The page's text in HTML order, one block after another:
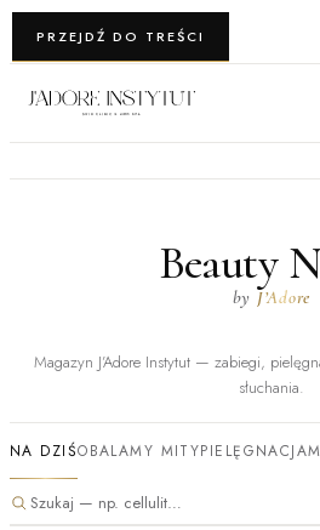
PRZEJDŹ DO TREŚCI
WARSZAWA · KRAKÓW
Beauty
by J’Adore
Magazyn J’Adore Instytut — zabiegi,
słuchania.
NA DZIŚOBALAMY MITYPIELĘGNACJA